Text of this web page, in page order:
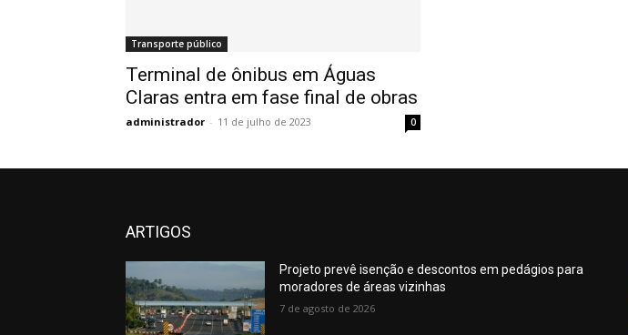
Transporte público
Terminal de ônibus em Águas
Claras entra em fase final de obras
administrador - 11 de julho de 2023 0
ARTIGOS
Projeto prevê isenção e descontos em pedágios para
moradores de áreas vizinhas
7 de agosto de 2026